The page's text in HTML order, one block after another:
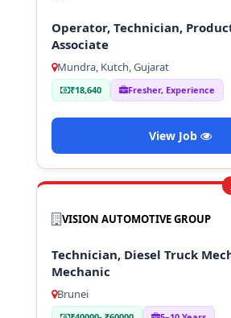
Operator, Technician,
Associate
Mundra, Kutch, Gujarat
₹18,640 Fresher, Experience
View Job
VISION AUTOMOTIVE GROUP
Technician, Diesel Truck
Mechanic
Brunei